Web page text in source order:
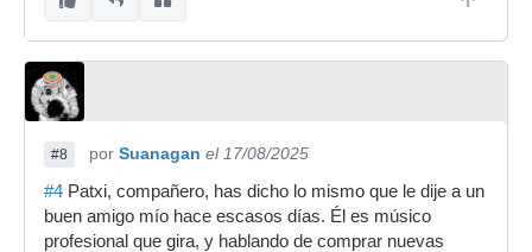
#8 por Suanagan el 17/08/2025
#4 Patxi, compañero, has dicho lo mismo que le dije a un
buen amigo mío hace escasos días. Él es músico
profesional que gira, y hablando de comprar nuevas